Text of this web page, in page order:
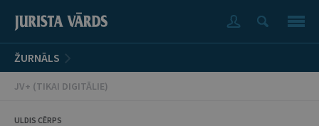
ŽURNĀLS
JV+ (TIKAI DIGITĀLIE)
ULDIS CĒRPS